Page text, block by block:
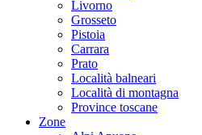
Livorno
Grosseto
Pistoia
Carrara
Prato
Località balneari
Località di montagna
Province toscane
Zone